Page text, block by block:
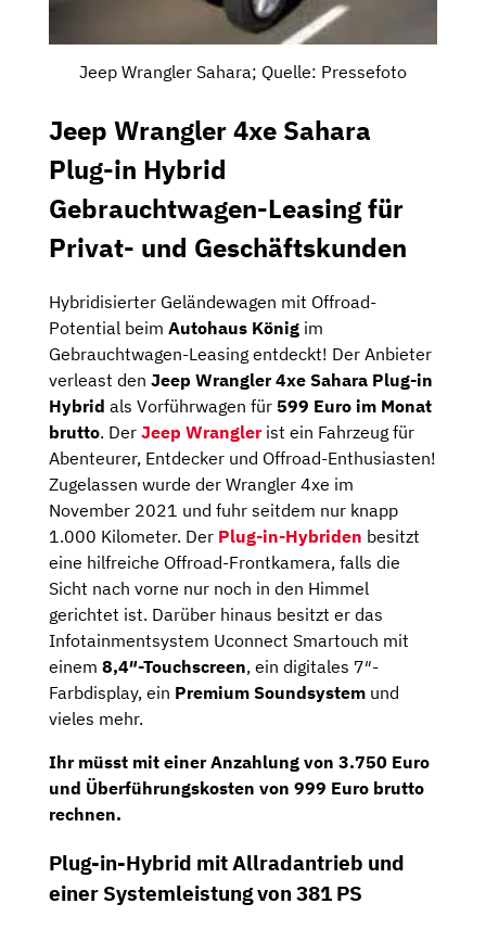
Jeep Wrangler Sahara; Quelle: Pressefoto
Jeep Wrangler 4xe Sahara
Plug-in Hybrid
Gebrauchtwagen-Leasing für
Privat- und Geschäftskunden
Hybridisierter Geländewagen mit Offroad-
Potential beim Autohaus König im
Gebrauchtwagen-Leasing entdeckt! Der Anbieter
verleast den Jeep Wrangler 4xe Sahara Plug-in
Hybrid als Vorführwagen für 599 Euro im Monat
brutto. Der Jeep Wranglerist ein Fahrzeug für
Abenteurer, Entdecker und Offroad-Enthusiasten!
Zugelassen wurde der Wrangler 4xe im
November 2021 und fuhr seitdem nur knapp
1.000 Kilometer. Der Plug-in-Hybriden besitzt
eine hilfreiche Offroad-Frontkamera, falls die
Sicht nach vorne nur noch in den Himmel
gerichtet ist. Darüber hinaus besitzt er das
Infotainmentsystem Uconnect Smartouch mit
einem 8,4″-Touchscreen, ein digitales 7″-
Farbdisplay, ein Premium Soundsystem und
vieles mehr.
Ihr müsst mit einer Anzahlung von 3.750 Euro
und Überführungskosten von 999 Euro brutto
rechnen.
Plug-in-Hybrid mit Allradantrieb und
einer Systemleistung von 381 PS